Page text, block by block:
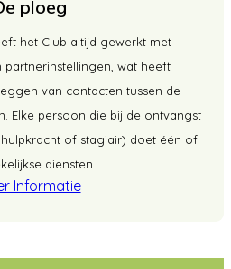
ploeg
het Club altijd gewerkt met
partnerinstellingen, wat heeft
van contacten tussen de
Elke persoon die bij de ontvangst
of stagiair) doet één of
diensten ...
Informatie